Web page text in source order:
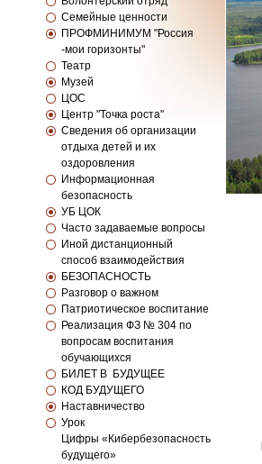
Семейные ценности
ПРОФМИНИМУМ "Россия
-мои горизонты"
Театр
Музей
ЦОС
Центр "Точка роста"
Сведения об организации
отдыха детей и их
оздоровления
Информационная
безопасность
УБ ЦОК
Часто задаваемые вопросы
Иной дистанционный
способ взаимодействия
БЕЗОПАСНОСТЬ
Разговор о важном
Патриотическое воспитание
Реализация ФЗ № 304 по
вопросам воспитания
обучающихся
БИЛЕТ В БУДУЩЕЕ
КОД БУДУЩЕГО
Наставничество
Урок
Цифры «Кибербезопасность
будущего»